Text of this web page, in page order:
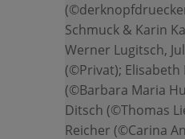
Schmuck & Karin
Werner Lugitsch,
(©Privat); Elisabeth
(©Barbara Maria
Ditsch (©Thomas
Reicher (©Carina